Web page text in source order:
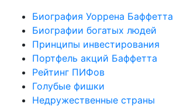
Биография Уоррена Баффетта
Биографии богатых людей
Принципы инвестирования
Портфель акций Баффетта
Рейтинг ПИФов
Голубые фишки
Недружественные страны